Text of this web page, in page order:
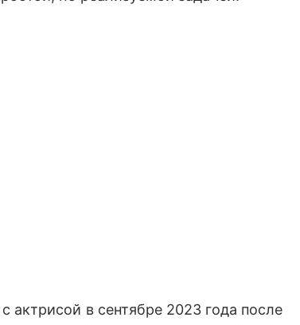
актрисой в сентябре 2023 года после